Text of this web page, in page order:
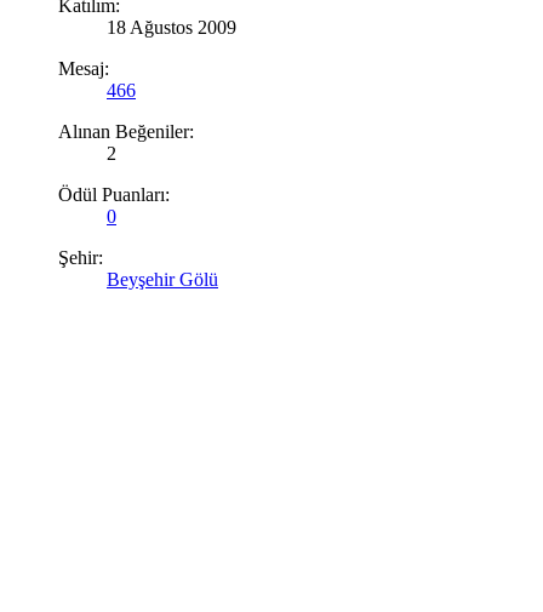
Katılım:
18 Ağustos 2009
Mesaj:
466
Alınan Beğeniler:
2
Ödül Puanları:
0
Şehir:
Beyşehir Gölü